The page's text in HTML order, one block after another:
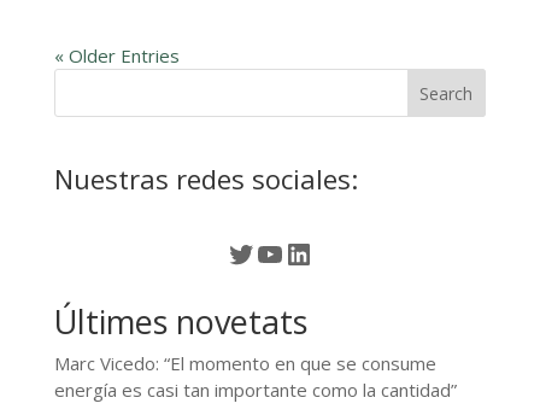
« Older Entries
Nuestras redes sociales:
Twitter
YouTube
LinkedIn
Últimes novetats
Marc Vicedo: “El momento en que se consume
energía es casi tan importante como la cantidad”